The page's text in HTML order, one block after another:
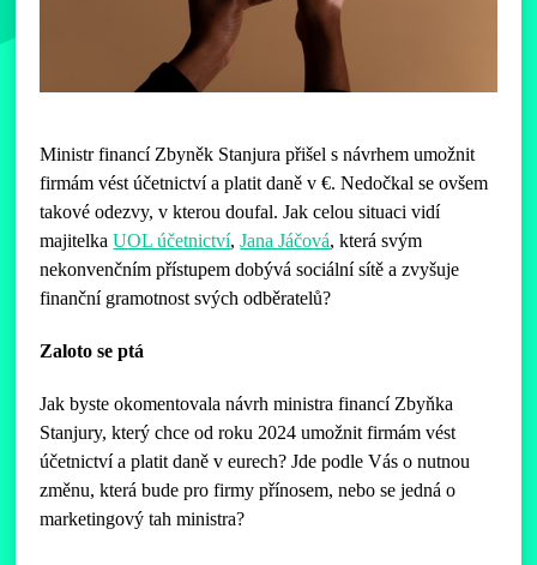
Ministr financí Zbyněk Stanjura přišel s návrhem umožnit
firmám vést účetnictví a platit daně v €. Nedočkal se ovšem
takové odezvy, v kterou doufal. Jak celou situaci vidí
majitelkaUOL účetnictví,Jana Jáčová, která svým
nekonvenčním přístupem dobývá sociální sítě a zvyšuje
finanční gramotnost svých odběratelů?
Zaloto se ptá
Jak byste okomentovala návrh ministra financí Zbyňka
Stanjury, který chce od roku 2024 umožnit firmám vést
účetnictví a platit daně v eurech? Jde podle Vás o nutnou
změnu, která bude pro firmy přínosem, nebo se jedná o
marketingový tah ministra?